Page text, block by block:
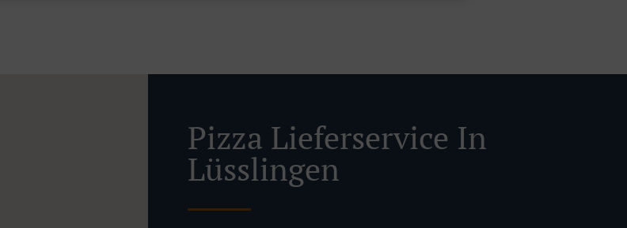
Pizza Lieferservice In
Lüsslingen